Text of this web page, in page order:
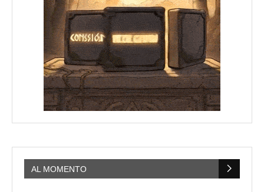
AL MOMENTO